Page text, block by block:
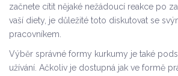
začnete cítit nějaké nežádoucí reakce po
vaší diety, je důležité toto diskutovat se
pracovníkem.
Výběr správné formy kurkumy je také
užívání. Ačkoliv je dostupná jak ve formě